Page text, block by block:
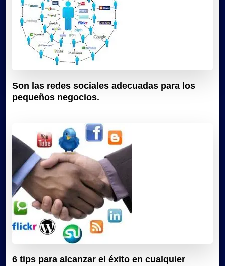
Son las redes sociales adecuadas para los
pequeños negocios.
6 tips para alcanzar el éxito en cualquier